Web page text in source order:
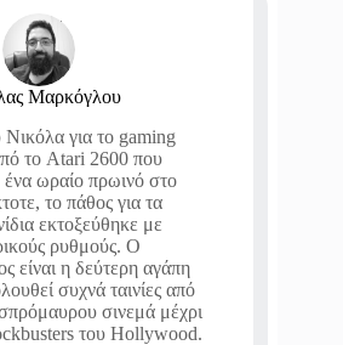
Μαρκόγλου
για το gaming
το Atari 2600 που
ένα ωραίο πρωινό στο
το πάθος για τα
εκτοξεύθηκε με
ρυθμούς. Ο
είναι η δεύτερη αγάπη
συχνά ταινίες από
σινεμά μέχρι
του Hollywood.